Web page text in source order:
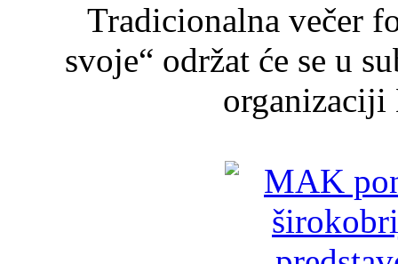
Tradicionalna večer
svoje“ održat će se u
organizaciji